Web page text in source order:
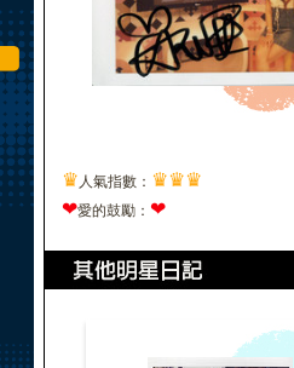
♛ 人氣指數： ♛♛♛
❤愛的鼓勵： ❤